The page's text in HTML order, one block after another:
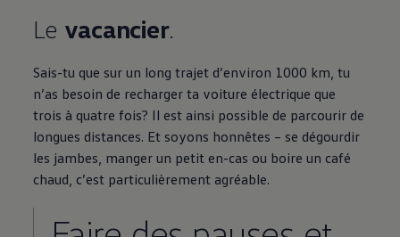
Le vacancier.
Sais-tu que sur un long trajet d’environ 1000 km, tu
n’as besoin de recharger ta voiture électrique que
trois à quatre fois? Il est ainsi possible de parcourir de
longues distances. Et soyons honnêtes – se dégourdir
les jambes, manger un petit en-cas ou boire un café
chaud, c’est particulièrement agréable.